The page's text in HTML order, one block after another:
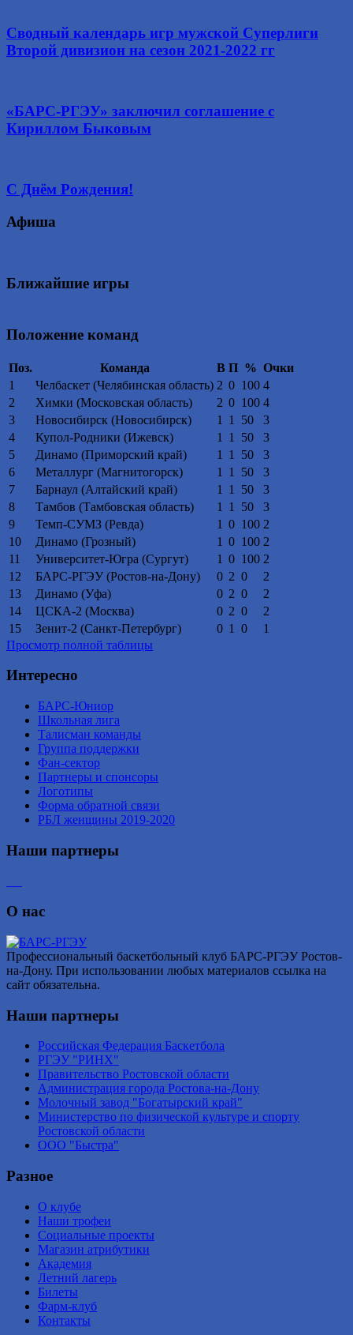
Сводный календарь игр мужской Суперлиги
Второй дивизион на сезон 2021-2022 гг
«БАРС-РГЭУ» заключил соглашение с
Кириллом Быковым
С Днём Рождения!
Афиша
Ближайшие игры
Положение команд
Поз. Команда В П % Очки
1
Челбаскет (Челябинская область) 2 0 100 4
2
Химки (Московская область) 2 0 100 4
3
Новосибирск (Новосибирск) 1 1 50
3
4
Купол-Родники (Ижевск) 1 1 50
3
5
Динамо (Приморский край) 1 1 50
3
6
Металлург (Магнитогорск) 1 1 50
3
7
Барнаул (Алтайский край) 1 1 50
3
8
Тамбов (Тамбовская область) 1 1 50
3
9
Темп-СУМЗ (Ревда) 1 0 100 2
10
Динамо (Грозный) 1 0 100 2
11
Университет-Югра (Сургут) 1 0 100 2
12
БАРС-РГЭУ (Ростов-на-Дону) 0 2 0
2
13
Динамо (Уфа) 0 2 0
2
14
ЦСКА-2 (Москва) 0 2 0
2
15
Зенит-2 (Санкт-Петербург) 0 1 0
1
Просмотр полной таблицы
Интересно
БАРС-Юниор
Школьная лига
Талисман команды
Группа поддержки
Фан-сектор
Партнеры и спонсоры
Логотипы
Форма обратной связи
РБЛ женщины 2019-2020
Наши партнеры
О нас
Профессиональный баскетбольный клуб БАРС-РГЭУ Ростов-
на-Дону. При использовании любых материалов ссылка на
сайт обязательна.
Наши партнеры
Российская Федерация Баскетбола
РГЭУ "РИНХ"
Правительство Ростовской области
Администрация города Ростова-на-Дону
Молочный завод "Богатырский край"
Министерство по физической культуре и спорту
Ростовской области
ООО "Быстра"
Разное
О клубе
Наши трофеи
Социальные проекты
Магазин атрибутики
Академия
Летний лагерь
Билеты
Фарм-клуб
Контакты